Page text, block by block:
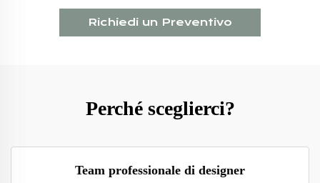
Richiedi un Preventivo
Perché sceglierci?
Team professionale di designer